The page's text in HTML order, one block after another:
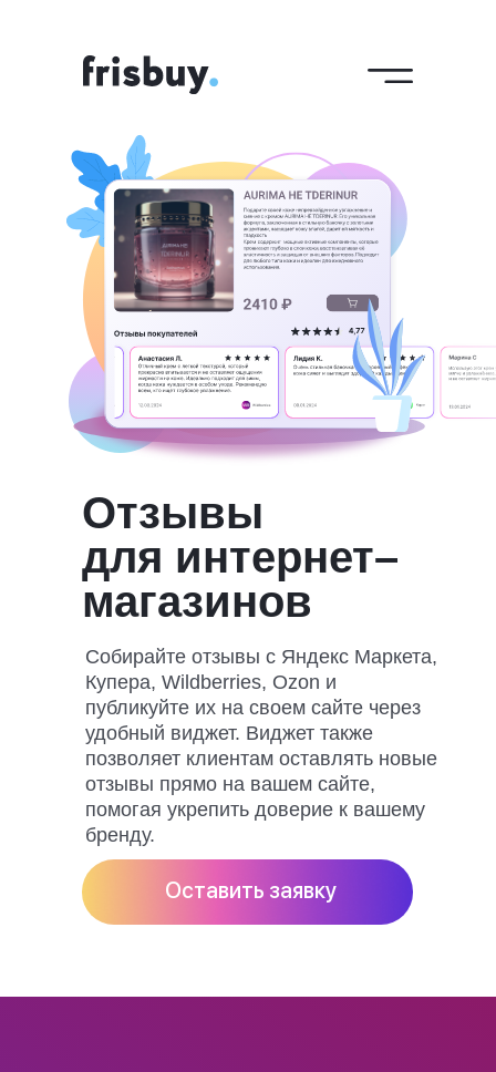
Собирайте отзывы с Яндекс Маркета,
Купера, Wildberries, Ozon и
публикуйте их на своем сайте через
удобный виджет. Виджет также
позволяет клиентам оставлять новые
отзывы прямо на вашем сайте,
помогая укрепить доверие к вашему
бренду.
Отзывы
для интернет–
магазинов
Оставить заявку